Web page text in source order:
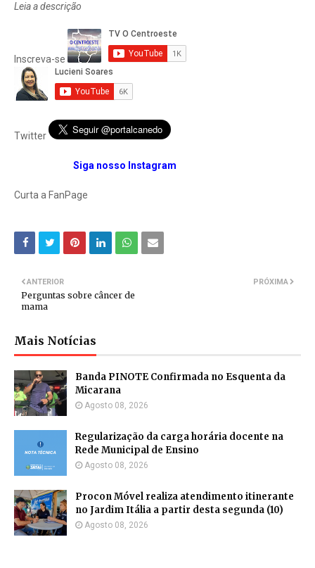
Leia a descrição
Inscreva-se
Twitter
Siga nosso Instagram
Curta a FanPage
PRÓXIMA
ANTERIOR
Perguntas sobre câncer de
mama
Mais Notícias
Banda PINOTE Confirmada no Esquenta da
Micarana
Agosto 08, 2026
Regularização da carga horária docente na
Rede Municipal de Ensino
Agosto 08, 2026
Procon Móvel realiza atendimento itinerante
no Jardim Itália a partir desta segunda (10)
Agosto 08, 2026